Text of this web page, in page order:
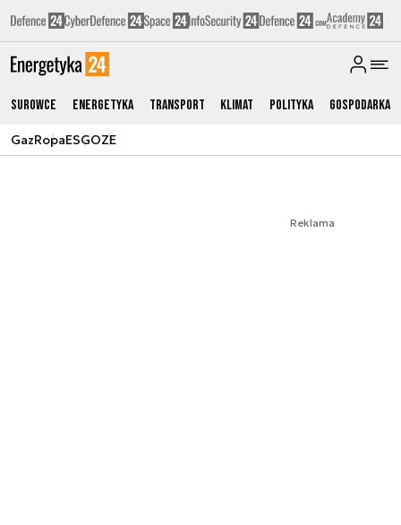
Surowce Energetyka Transport Klimat Polityka Gospodarka
GazRopaESGOZE
Reklama